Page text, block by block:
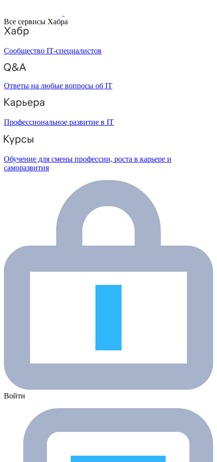
Все сервисы Хабра
Сообщество IT-специалистов
Ответы на любые вопросы об IT
Профессиональное развитие в IT
Обучение для смены профессии, роста в карьере и
саморазвития
Войти